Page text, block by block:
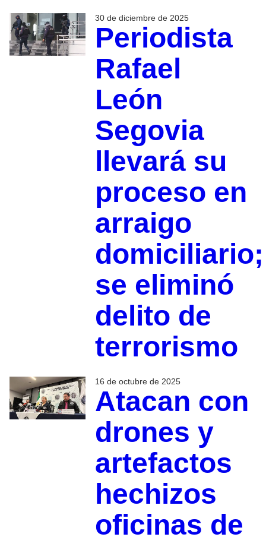
30 de diciembre de 2025
Periodista
Rafael
León
Segovia
llevará su
proceso en
arraigo
domiciliario;
se eliminó
delito de
terrorismo
16 de octubre de 2025
Atacan con
drones y
artefactos
hechizos
oficinas de